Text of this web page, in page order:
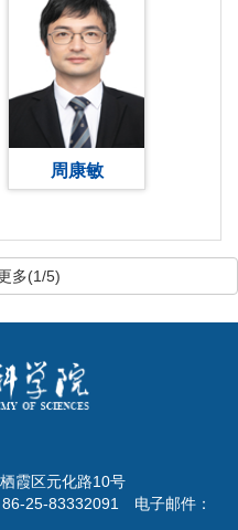
周康敏
多(1/5)
霞区元化路10号
25-83332091 电子邮件：